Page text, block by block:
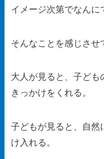
イメージ次第でなんに
そんなことを感じさせ
大人が見ると、子ども
きっかけをくれる。
子どもが見ると、自然
け入れる。